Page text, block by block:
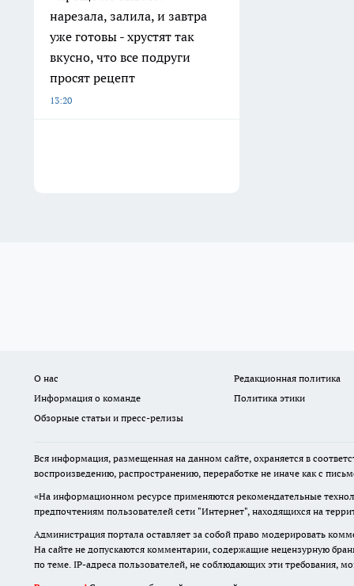
нарезала, залила, и завтра
уже готовы - хрустят так
вкусно, что все подруги
просят рецепт
13:20
О нас
Редакционная политика
Информация о команде
Политика этики
Обзорные статьи и пресс-релизы
Вся информация, размещенная на данном сайте, охраняется в
воспроизведению, распространению, переработке не иначе как с
«На информационном ресурсе применяются рекомендательные
предпочтениям пользователей сети "Интернет", находящихся на
Администрация портала оставляет за собой право модерировать
На сайте не допускаются комментарии, содержащие нецензурную
по теме. IP-адреса пользователей, не соблюдающих эти требования,